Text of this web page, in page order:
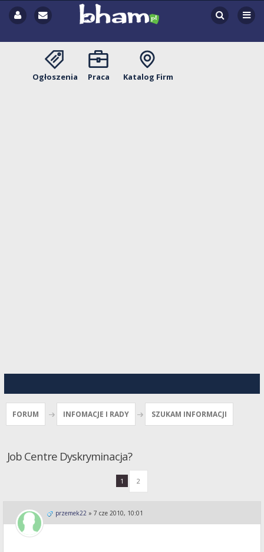
Ogłoszenia Praca Katalog Firm
FORUM INFOMACJE I RADY SZUKAM INFORMACJI
Job Centre Dyskryminacja?
1 2
przemek22 » 7 cze 2010, 10:01